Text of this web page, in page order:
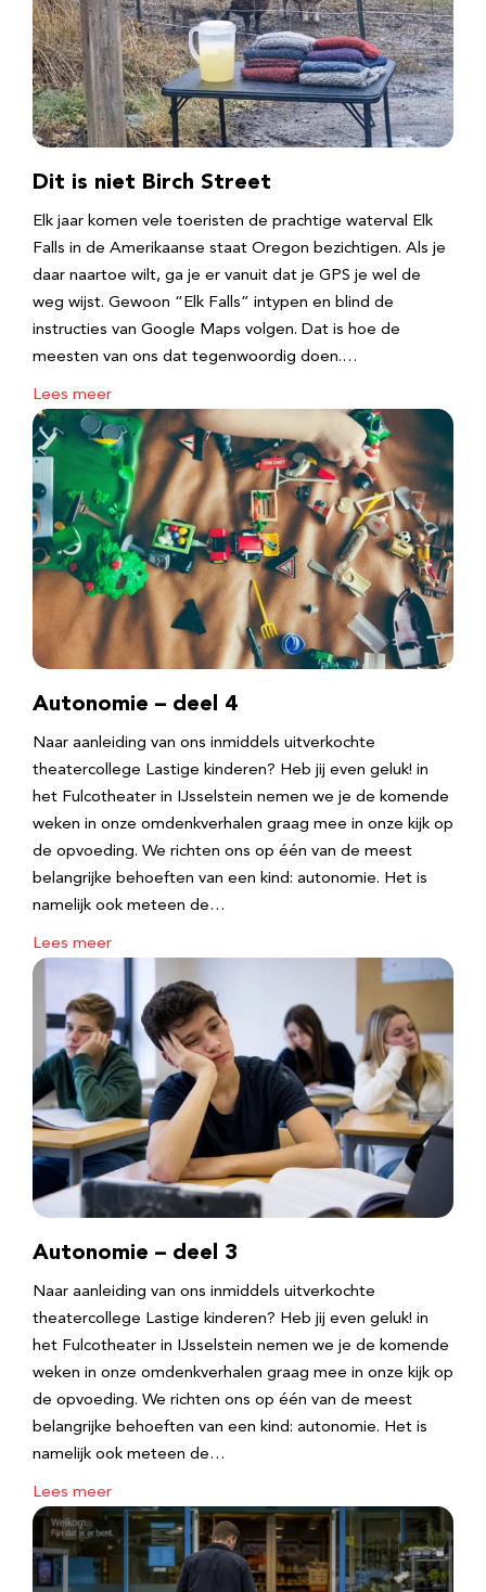
Dit is niet Birch Street
Elk jaar komen vele toeristen de prachtige waterval Elk
Falls in de Amerikaanse staat Oregon bezichtigen. Als je
daar naartoe wilt, ga je er vanuit dat je GPS je wel de
weg wijst. Gewoon “Elk Falls” intypen en blind de
instructies van Google Maps volgen. Dat is hoe de
meesten van ons dat tegenwoordig doen.…
Lees meer
Autonomie – deel 4
Naar aanleiding van ons inmiddels uitverkochte
theatercollege Lastige kinderen? Heb jij even geluk! in
het Fulcotheater in IJsselstein nemen we je de komende
weken in onze omdenkverhalen graag mee in onze kijk op
de opvoeding. We richten ons op één van de meest
belangrijke behoeften van een kind: autonomie. Het is
namelijk ook meteen de…
Lees meer
Autonomie – deel 3
Naar aanleiding van ons inmiddels uitverkochte
theatercollege Lastige kinderen? Heb jij even geluk! in
het Fulcotheater in IJsselstein nemen we je de komende
weken in onze omdenkverhalen graag mee in onze kijk op
de opvoeding. We richten ons op één van de meest
belangrijke behoeften van een kind: autonomie. Het is
namelijk ook meteen de…
Lees meer